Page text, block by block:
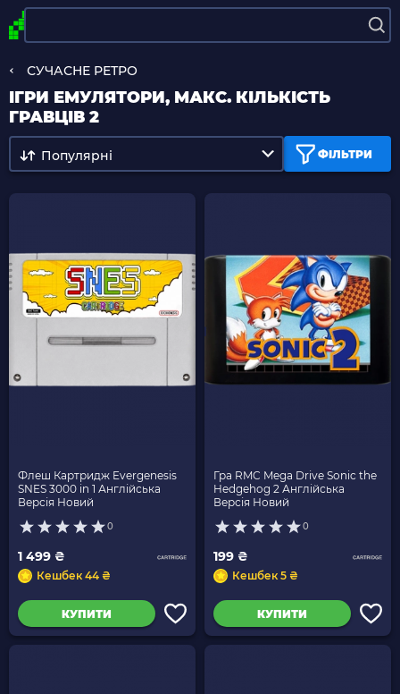
СУЧАСНЕ РЕТРО
ІГРИ ЕМУЛЯТОРИ, МАКС. КІЛЬКІСТЬ
ГРАВЦІВ 2
ФІЛЬТРИ
Популярні
Флеш Картридж Evergenesis
SNES 3000 in 1 Англійська
Версія Новий
0
1 499 ₴
Кешбек 44 ₴
КУПИТИ
Гра RMC Mega Drive Sonic the
Hedgehog 2 Англійська
Версія Новий
0
199 ₴
Кешбек 5 ₴
КУПИТИ